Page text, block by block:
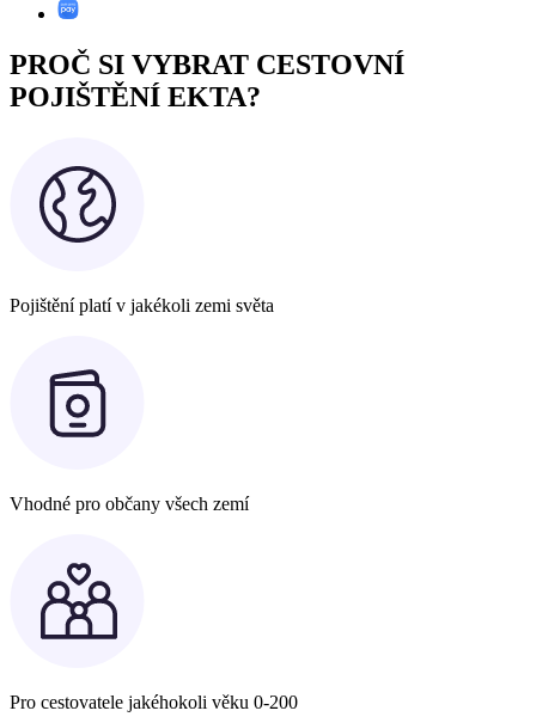
PROČ SI VYBRAT CESTOVNÍ
POJIŠTĚNÍ EKTA?
Pojištění platí v jakékoli zemi světa
Vhodné pro občany všech zemí
Pro cestovatele jakéhokoli věku 0-200